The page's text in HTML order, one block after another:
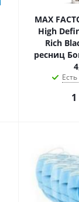
MAX
High
Rich
ресниц